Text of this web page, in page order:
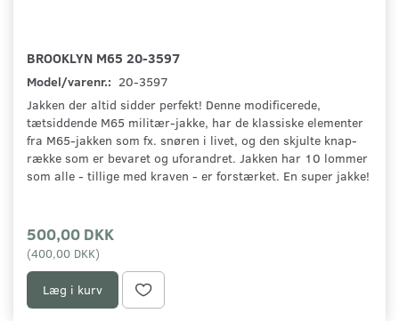
BROOKLYN M65 20-3597
Model/varenr.: 20-3597
Jakken der altid sidder perfekt! Denne modificerede,
tætsiddende M65 militær-jakke, har de klassiske elementer
fra M65-jakken som fx. snøren i livet, og den skjulte knap-
række som er bevaret og uforandret. Jakken har 10 lommer
som alle - tillige med kraven - er forstærket. En super jakke!
500,00 DKK
(400,00 DKK)
Læg i kurv